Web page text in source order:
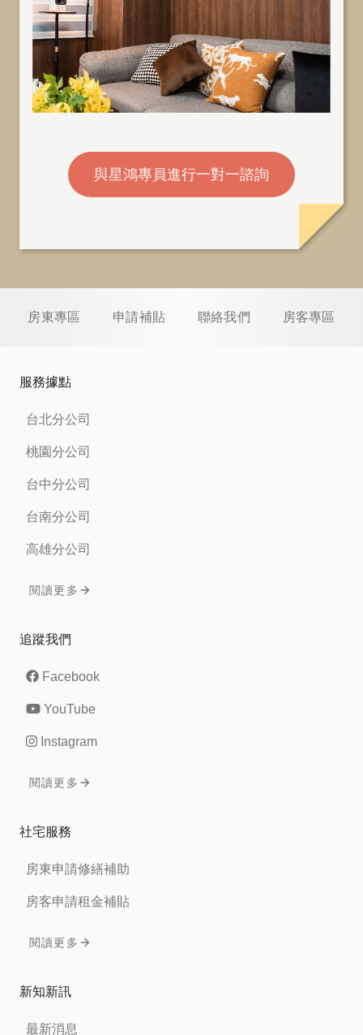
與星鴻專員進行一對一諮詢
房東專區 申請補貼 聯絡我們 房客專區
服務據點
台北分公司
桃園分公司
台中分公司
台南分公司
高雄分公司
閱讀更多
追蹤我們
Facebook
YouTube
Instagram
閱讀更多
社宅服務
房東申請修繕補助
房客申請租金補貼
閱讀更多
新知新訊
最新消息